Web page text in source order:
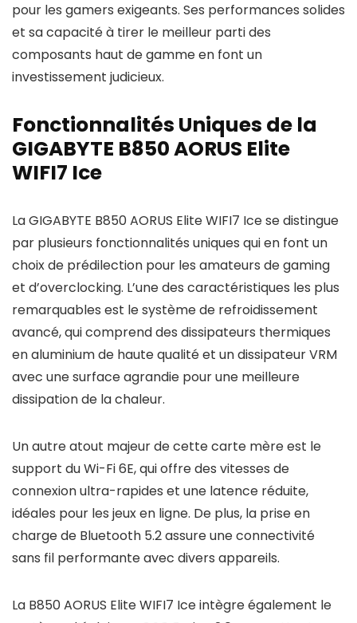
pour les gamers exigeants. Ses performances solides
et sa capacité à tirer le meilleur parti des
composants haut de gamme en font un
investissement judicieux.
Fonctionnalités Uniques de la
GIGABYTE B850 AORUS Elite
WIFI7 Ice
La GIGABYTE B850 AORUS Elite WIFI7 Ice se distingue
par plusieurs fonctionnalités uniques qui en font un
choix de prédilection pour les amateurs de gaming
et d’overclocking. L’une des caractéristiques les plus
remarquables est le système de refroidissement
avancé, qui comprend des dissipateurs thermiques
en aluminium de haute qualité et un dissipateur VRM
avec une surface agrandie pour une meilleure
dissipation de la chaleur.
Un autre atout majeur de cette carte mère est le
support du Wi-Fi 6E, qui offre des vitesses de
connexion ultra-rapides et une latence réduite,
idéales pour les jeux en ligne. De plus, la prise en
charge de Bluetooth 5.2 assure une connectivité
sans fil performante avec divers appareils.
La B850 AORUS Elite WIFI7 Ice intègre également le